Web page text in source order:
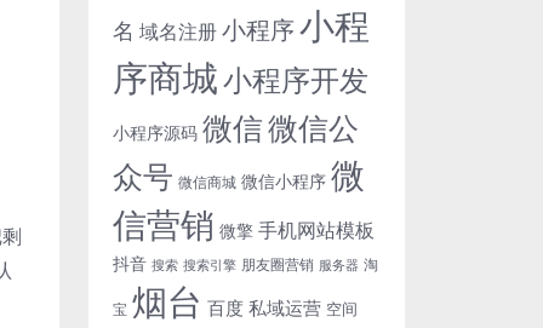
名 域名注册小程序小程
序商城小程序开发
小程序源码 微信微信公
众号 微信商城 微信小程序 微
信营销 微擎 手机网站模板
抖音 搜索 搜索引擎 朋友圈营销 服务器 淘
宝 烟台 百度 私域运营 空间